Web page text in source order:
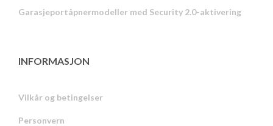
Garasjeportåpnermodeller med Security 2.0-aktivering
INFORMASJON
Vilkår og betingelser
Personvern